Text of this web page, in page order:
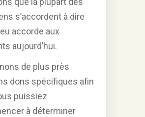
s’accordent à dire
accorde aux
aujourd’hui.
de plus près
dons spécifiques afin
puissiez
à déterminer